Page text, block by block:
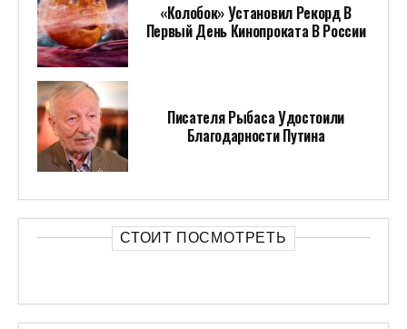
«Колобок» Установил Рекорд В
Первый День Кинопроката В России
Писателя Рыбаса Удостоили
Благодарности Путина
СТОИТ ПОСМОТРЕТЬ